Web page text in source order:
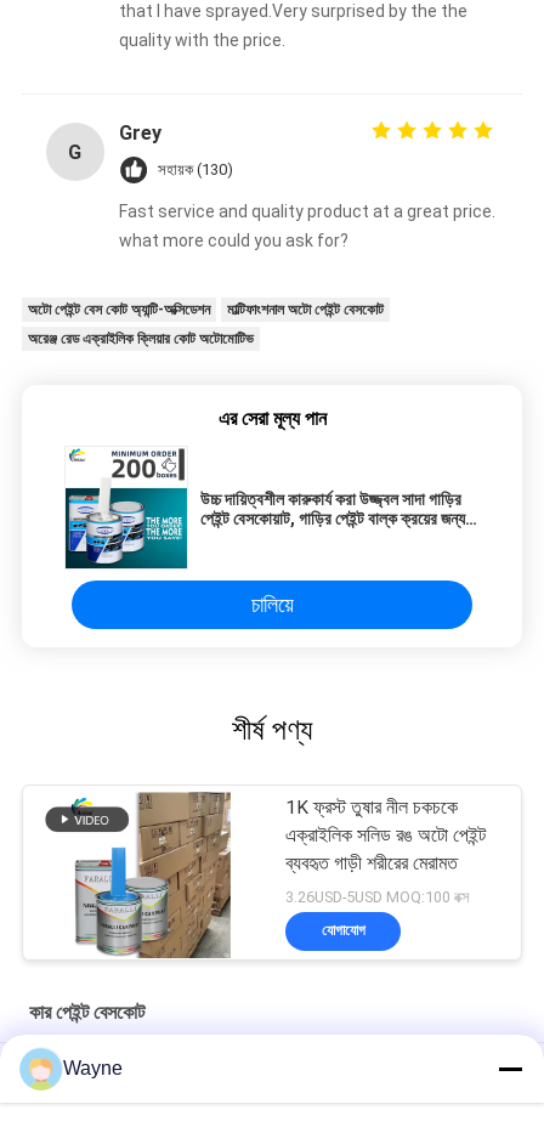
that I have sprayed.Very surprised by the the
quality with the price.
G
Grey
সহায়ক (130)
Fast service and quality product at a great price.
what more could you ask for?
অটো পেইন্ট বেস কোট অ্যান্টি-অক্সিডেশন
মাল্টিফাংশনাল অটো পেইন্ট বেসকোট
অরেঞ্জ রেড এক্রাইলিক ক্লিয়ার কোট অটোমোটিভ
এর সেরা মূল্য পান
উচ্চ দায়িত্বশীল কারুকার্য করা উজ্জ্বল সাদা গাড়ির
পেইন্ট বেসকোয়াট, গাড়ির পেইন্ট বাল্ক ক্রয়ের জন্য
চালিয়ে
শীর্ষ পণ্য
1K ফ্রস্ট তুষার নীল চকচকে
এক্রাইলিক সলিড রঙ অটো পেইন্ট
ব্যবহৃত গাড়ী শরীরের মেরামত
3.26USD-5USD MOQ:100 বক্স
যোগাযোগ
কার পেইন্ট বেসকোট
মাল্টিফাংশনাল কার পেইন্ট বেসকোট আর্দ্রতা প্রতিরোধী ইউভি প্রতিরোধী
Wayne